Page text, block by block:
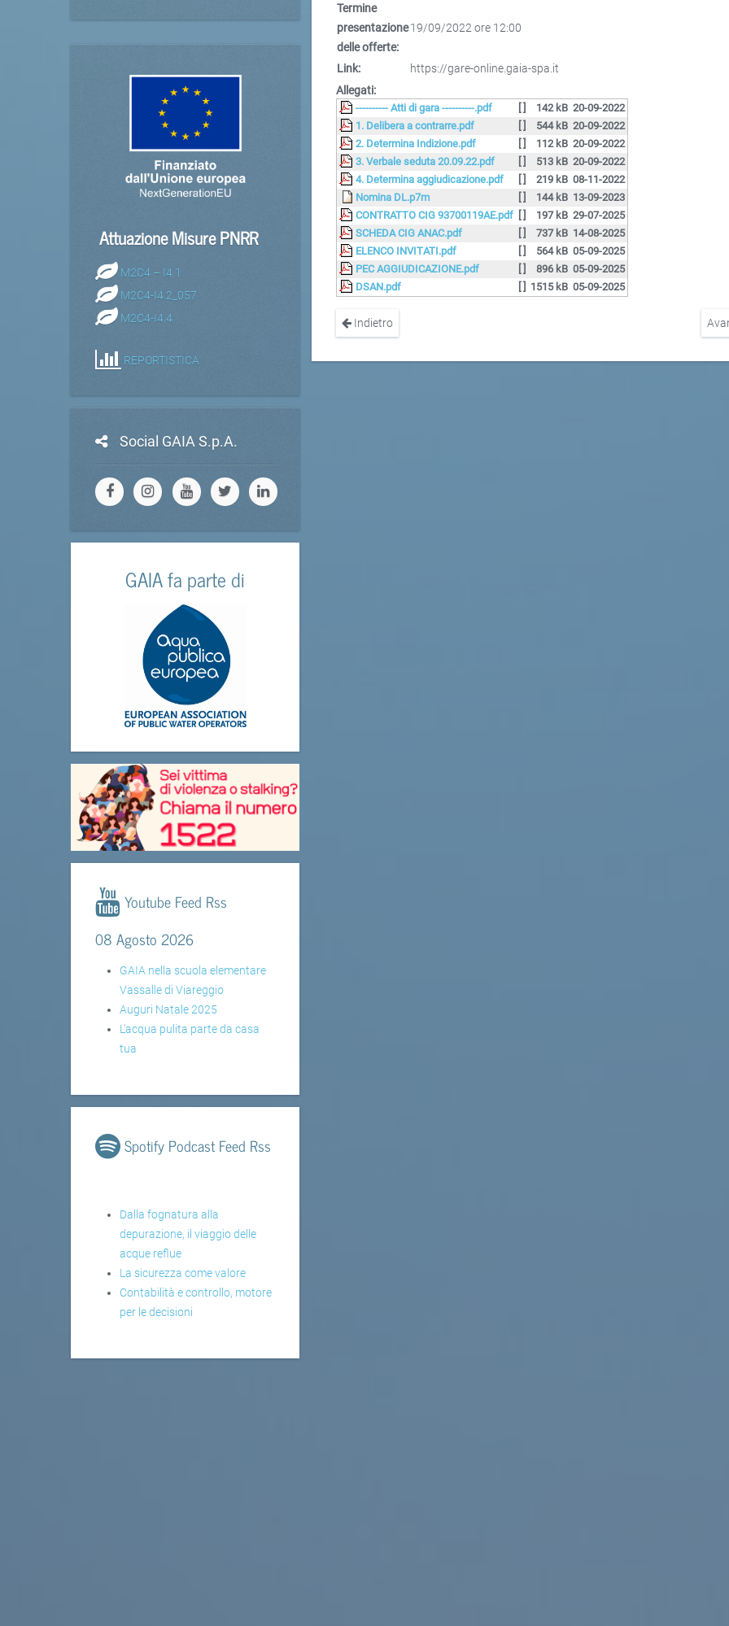
Termine
presentazione
delle offerte:
19/09/2022 ore 12:00
Link:
https://gare-online.gaia-spa.it
Allegati:
---------- Atti di gara ----------.pdf [ ] 142 kB 20-09-2022
1. Delibera a contrarre.pdf
[ ] 544 kB 20-09-2022
2. Determina Indizione.pdf
[ ] 112 kB 20-09-2022
3. Verbale seduta 20.09.22.pdf
[ ] 513 kB 20-09-2022
4. Determina aggiudicazione.pdf
[ ] 219 kB 08-11-2022
Nomina DL.p7m
[ ] 144 kB 13-09-2023
CONTRATTO CIG 93700119AE.pdf [ ] 197 kB 29-07-2025
SCHEDA CIG ANAC.pdf
[ ] 737 kB 14-08-2025
ELENCO INVITATI.pdf
[ ] 564 kB 05-09-2025
PEC AGGIUDICAZIONE.pdf
[ ] 896 kB 05-09-2025
DSAN.pdf
[ ] 1515 kB 05-09-2025
Indietro
Attuazione Misure PNRR
M2C4 – I4.1
M2C4-I4.2_057
M2C4-I4.4
REPORTISTICA
Social GAIA S.p.A.
GAIA fa parte di
Youtube Feed Rss
08 Agosto 2026
GAIA nella scuola elementare
Vassalle di Viareggio
Auguri Natale 2025
L'acqua pulita parte da casa
tua
Spotify Podcast Feed Rss
Dalla fognatura alla
depurazione, il viaggio delle
acque reflue
La sicurezza come valore
Contabilità e controllo, motore
per le decisioni